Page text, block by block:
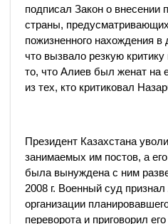
подписал Закон о внесении
страны,
пожизненного нахождения
что вызвало резкую
то, что Алиев был женат на
из тех, кто критиковал
Президент Казахстана
занимаемых им постов, а
была вынуждена с ним
2008 г. Военный суд
организации
переворота и приговорил